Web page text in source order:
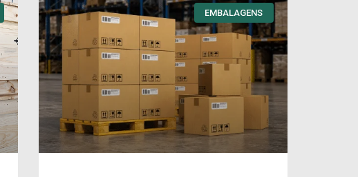
EMBALAGENS